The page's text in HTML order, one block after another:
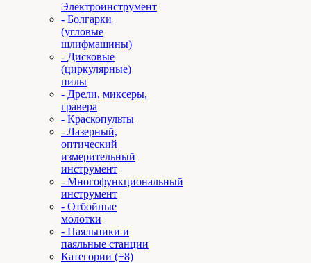
Электроинструмент
- Болгарки
(угловые
шлифмашины)
- Дисковые
(циркулярные)
пилы
- Дрели, миксеры,
гравера
- Краскопульты
- Лазерный,
оптический
измерительный
инструмент
- Многофункциональный
инструмент
- Отбойные
молотки
- Паяльники и
паяльные станции
Категории (+8)